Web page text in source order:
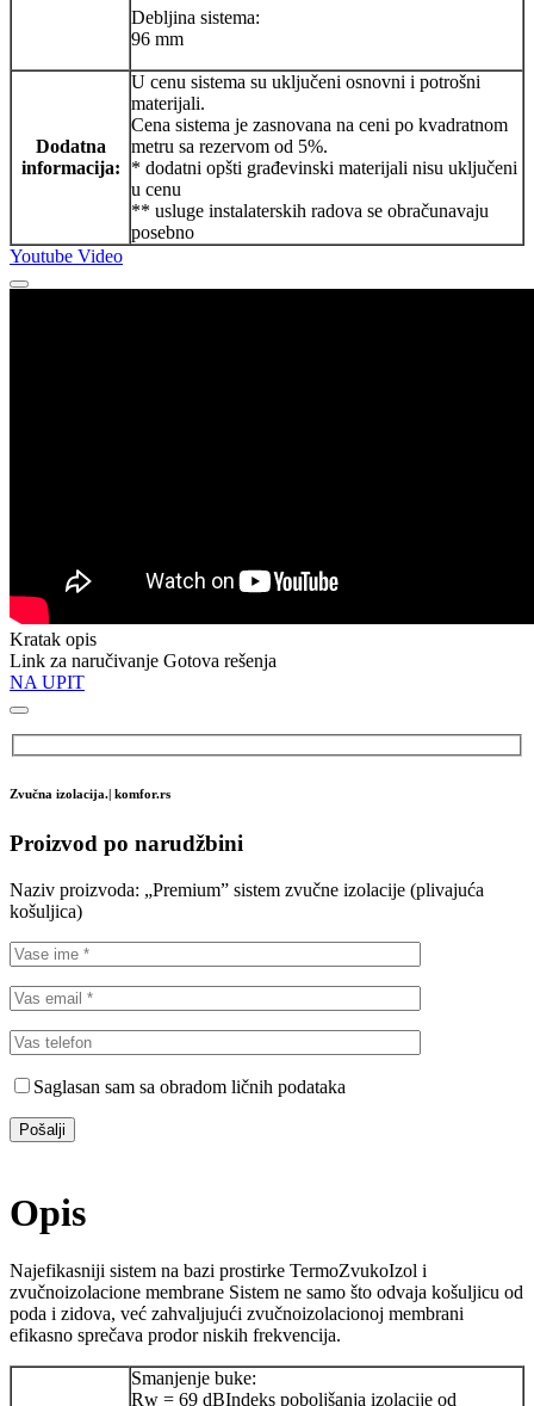
Debljina sistema:
96 mm
Dodatna
informacija:
U cenu sistema su uključeni osnovni i potrošni
materijali.
Cena sistema je zasnovana na ceni po kvadratnom
metru sa rezervom od 5%.
* dodatni opšti građevinski materijali nisu uključeni
u cenu
** usluge instalaterskih radova se obračunavaju
posebno
Youtube Video
Kratak opis
Link za naručivanje Gotova rešenja
NA UPIT
Zvučna izolacija.| komfor.rs
Proizvod po narudžbini
Naziv proizvoda: „Premium” sistem zvučne izolacije (plivajuća
košuljica)
Saglasan sam sa obradom ličnih podataka
Opis
Najefikasniji sistem na bazi prostirke TermoZvukoIzol i
zvučnoizolacione membrane Sistem ne samo što odvaja košuljicu od
poda i zidova, već zahvaljujući zvučnoizolacionoj membrani
efikasno sprečava prodor niskih frekvencija.
Smanjenje buke:
Rw = 69 dBIndeks poboljšanja izolacije od